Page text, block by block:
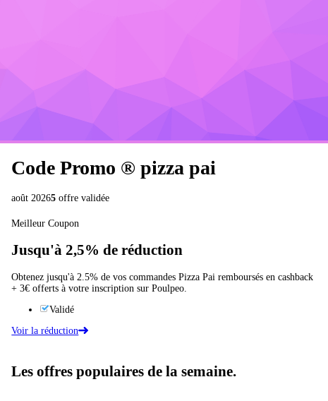
Code Promo ® pizza pai
août 20265 offre validée
Meilleur Coupon
Jusqu'à 2,5% de réduction
Obtenez jusqu'à 2.5% de vos commandes Pizza Pai remboursés en cashback
+ 3€ offerts à votre inscription sur Poulpeo.
Validé
Voir la réduction
Les offres populaires de la semaine.